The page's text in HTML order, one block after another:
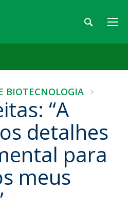
BIOTECNOLOGIA
“A
detalhes
para
meus